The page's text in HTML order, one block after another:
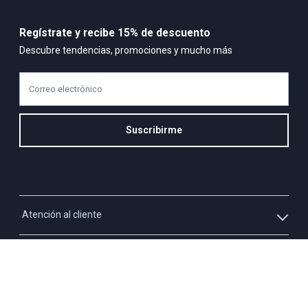
Atención al cliente
Regístrate y recibe 15% de descuento
Descubre tendencias, promociones y mucho más
Correo electrónico
Suscribirme